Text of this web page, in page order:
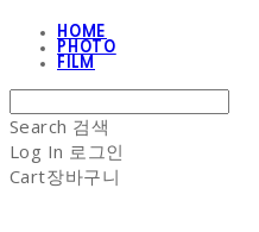
HOME
PHOTO
FILM
Search 검색
Log In 로그인
Cart장바구니